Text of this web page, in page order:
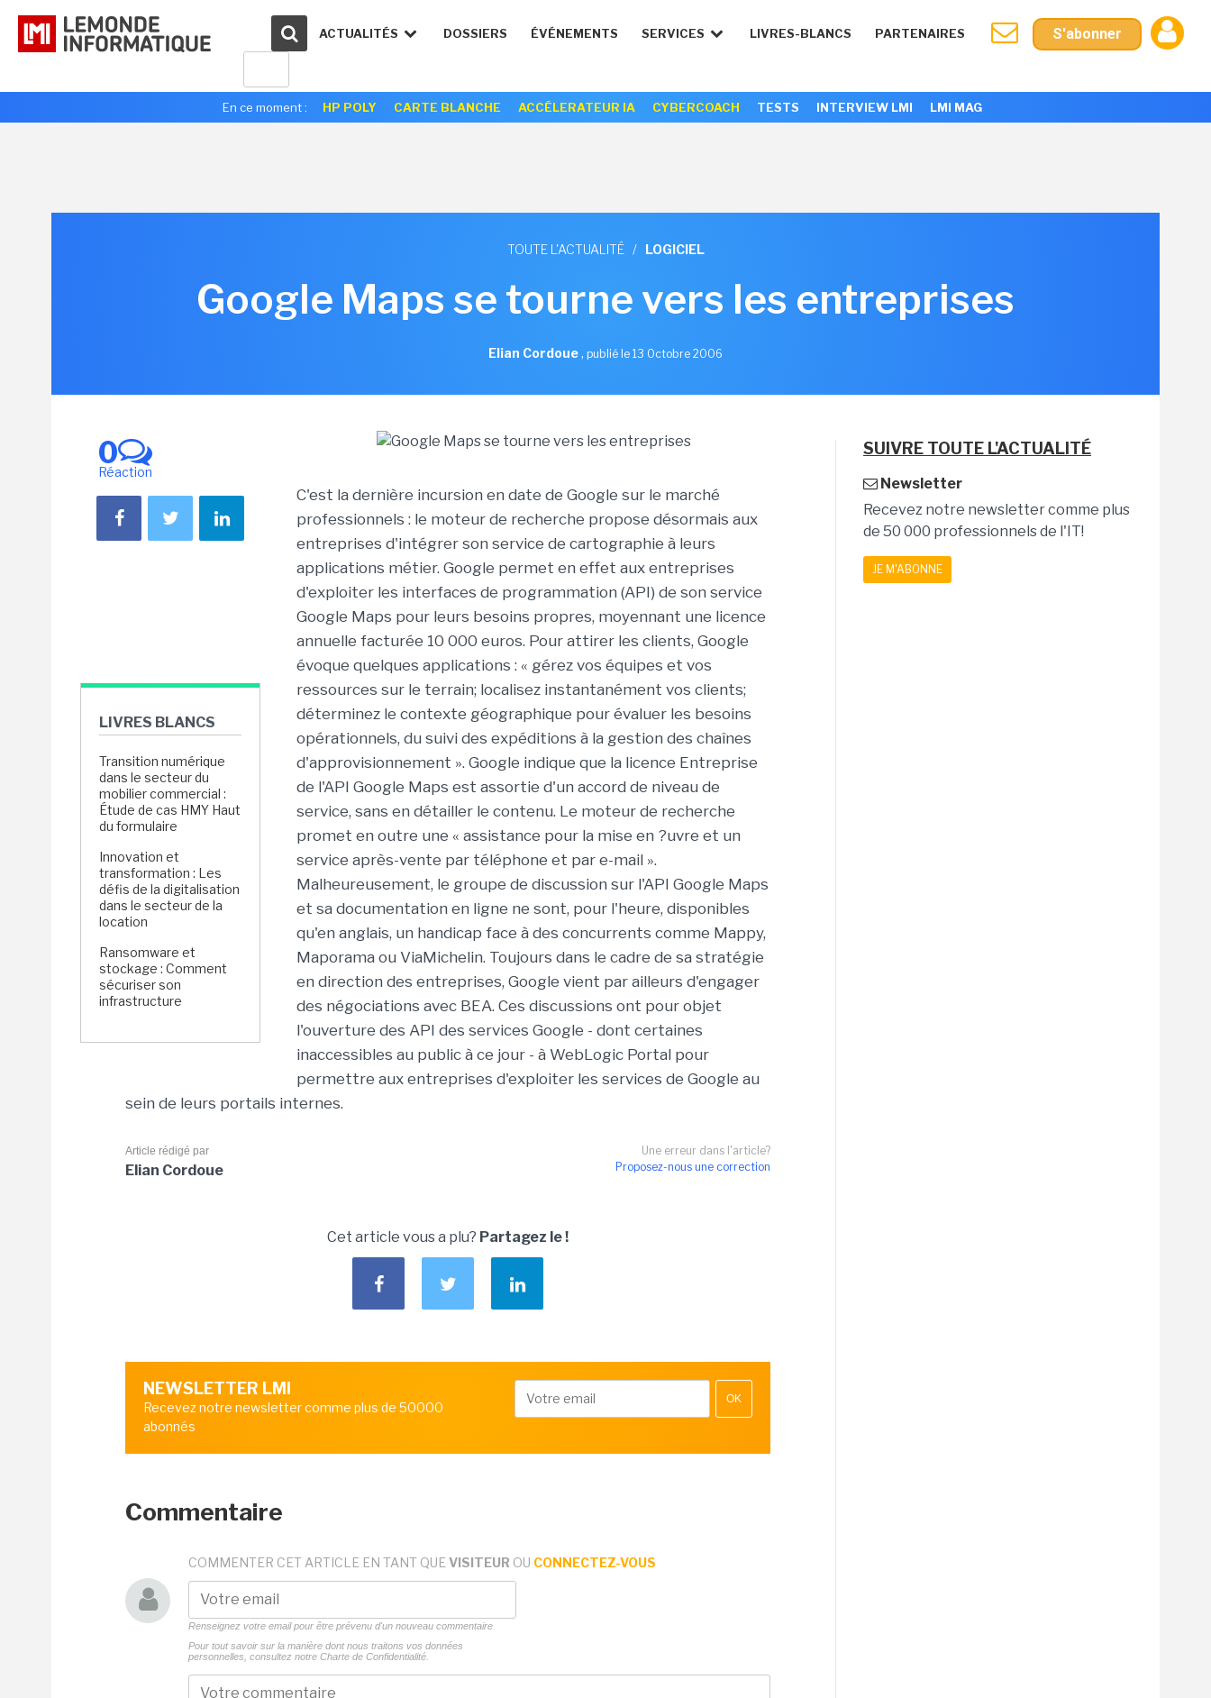
ACTUALITÉS DOSSIERS ÉVÉNEMENTS SERVICES LIVRES-BLANCS PARTENAIRES S'abonner
En ce moment : HP POLY CARTE BLANCHE ACCÉLERATEUR IA CYBERCOACH TESTS INTERVIEW LMI LMI MAG
TOUTE L'ACTUALITÉ / LOGICIEL
Google Maps se tourne vers les entreprises
Elian Cordoue, publié le 13 Octobre 2006
0
Réaction
LIVRES BLANCS
Transition numérique
dans le secteur du
mobilier commercial :
Étude de cas HMY Haut
du formulaire
Innovation et
transformation : Les
défis de la digitalisation
dans le secteur de la
location
Ransomware et
stockage : Comment
sécuriser son
infrastructure
C'est la dernière incursion en date de Google sur le marché
professionnels : le moteur de recherche propose désormais aux
entreprises d'intégrer son service de cartographie à leurs
applications métier. Google permet en effet aux entreprises
d'exploiter les interfaces de programmation (API) de son service
Google Maps pour leurs besoins propres, moyennant une licence
annuelle facturée 10 000 euros. Pour attirer les clients, Google
évoque quelques applications : « gérez vos équipes et vos
ressources sur le terrain; localisez instantanément vos clients;
déterminez le contexte géographique pour évaluer les besoins
opérationnels, du suivi des expéditions à la gestion des chaînes
d'approvisionnement ». Google indique que la licence Entreprise
de l'API Google Maps est assortie d'un accord de niveau de
service, sans en détailler le contenu. Le moteur de recherche
promet en outre une « assistance pour la mise en ?uvre et un
service après-vente par téléphone et par e-mail ».
Malheureusement, le groupe de discussion sur l'API Google Maps
et sa documentation en ligne ne sont, pour l'heure, disponibles
qu'en anglais, un handicap face à des concurrents comme Mappy,
Maporama ou ViaMichelin. Toujours dans le cadre de sa stratégie
en direction des entreprises, Google vient par ailleurs d'engager
des négociations avec BEA. Ces discussions ont pour objet
l'ouverture des API des services Google - dont certaines
inaccessibles au public à ce jour - à WebLogic Portal pour
permettre aux entreprises d'exploiter les services de Google au
sein de leurs portails internes.
Une erreur dans l'article?
Proposez-nous une correction
Article rédigé par
Elian Cordoue
Cet article vous a plu? Partagez le !
NEWSLETTER LMI
Recevez notre newsletter comme plus de 50000
abonnés
OK
Commentaire
COMMENTER CET ARTICLE EN TANT QUE VISITEUR OU CONNECTEZ-VOUS
Renseignez votre email pour être prévenu d'un nouveau commentaire
Pour tout savoir sur la manière dont nous traitons vos données
personnelles, consultez notre Charte de Confidentialité.
SUIVRE TOUTE L'ACTUALITÉ
Newsletter
Recevez notre newsletter comme plus
de 50 000 professionnels de l'IT!
JE M'ABONNE